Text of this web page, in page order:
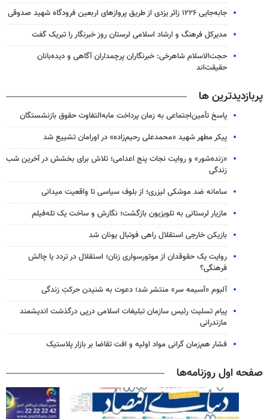
جابه‌جایی ۱۲۲۶ زائر یزدی از طریق پروازهای اربعین فرودگاه شهید صدوقی
مدیرکل فرهنگ و ارشاد اسلامی لرستان روز خبرنگار را تبریک گفت
حجت‌الاسلام شاهرخی: خبرنگاران پرچمداران آگاهی و دیده‌بانان
حقیقت‌اند
پربازدیدترین ها
پاسخ تأمین‌اجتماعی به زمان پرداخت مابه‌التفاوت حقوق بازنشستگان
پیکر مطهر شهید «محمدعلی رحیم‌زاده» در اورامان تشییع شد
«زنده‌شور» و روایت نجات پنج اعدامی؛ تلاش برای بخشش در آخرین شب
زندگی
سامانه ضد موشکی لیزری؛ از بلوف سیاسی تا واقعیت میدانی
مازیار لرستانی به تلویزیون بازگشت؛ نگارش و ساخت یک تله‌فیلم
بازیکن خارجی استقلال راهی فوتبال یونان شد
روایت یک حقوقدان از موتورسواری زنان؛ استقلال در تردد یا چالش
فرهنگی؟
آلبوم «آسیمه سر» منتشر شد؛ دعوت به شنیدن حرکتِ زندگی
پیام تسلیت رئیس سازمان تبلیغات اسلامی درپی درگذشت اندیشمند
مازندرانی
فشار هم‌زمان گرانی مواد اولیه و افت تقاضا بر بازار پلاستیک
صفحه اول روزنامه‌ها